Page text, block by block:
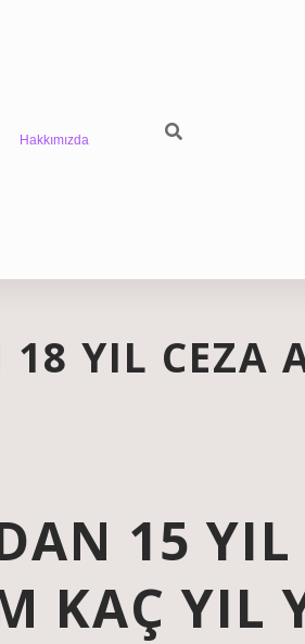
Hakkımızda
18 YIL CEZA
15 YIL
KAÇ YIL